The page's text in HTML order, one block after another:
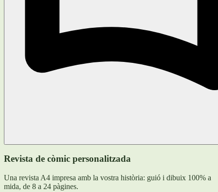
Revista de còmic personalitzada
Una revista A4 impresa amb la vostra història: guió i dibuix 100% a
mida, de 8 a 24 pàgines.